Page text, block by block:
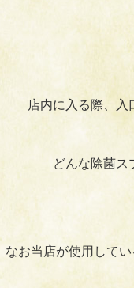
店内に入る際、入
どんな除菌ス
なお当店が使用して